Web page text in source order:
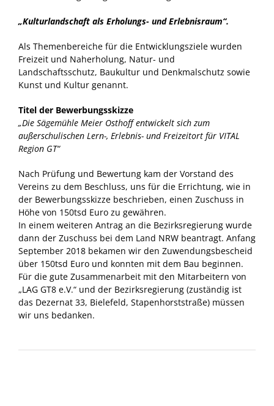
„Kulturlandschaft als Erholungs- und Erlebnisraum“.
Als Themenbereiche für die Entwicklungsziele wurden
Freizeit und Naherholung, Natur- und
Landschaftsschutz, Baukultur und Denkmalschutz sowie
Kunst und Kultur genannt.
Titel der Bewerbungsskizze
„Die Sägemühle Meier Osthoff entwickelt sich zum
außerschulischen Lern-, Erlebnis- und Freizeitort für VITAL
Region GT“
Nach Prüfung und Bewertung kam der Vorstand des
Vereins zu dem Beschluss, uns für die Errichtung, wie in
der Bewerbungsskizze beschrieben, einen Zuschuss in
Höhe von 150tsd Euro zu gewähren.
In einem weiteren Antrag an die Bezirksregierung wurde
dann der Zuschuss bei dem Land NRW beantragt. Anfang
September 2018 bekamen wir den Zuwendungsbescheid
über 150tsd Euro und konnten mit dem Bau beginnen.
Für die gute Zusammenarbeit mit den Mitarbeitern von
„LAG GT8 e.V.“ und der Bezirksregierung (zuständig ist
das Dezernat 33, Bielefeld, Stapenhorststraße) müssen
wir uns bedanken.